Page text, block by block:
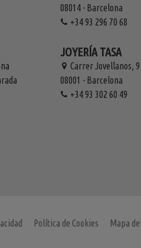
08014 - Barcelona
+34 93 296 70 68
JOYERÍA TASA
Carrer Jovellanos, 9
08001 - Barcelona
+34 93 302 60 49
Política de Cookies Mapa